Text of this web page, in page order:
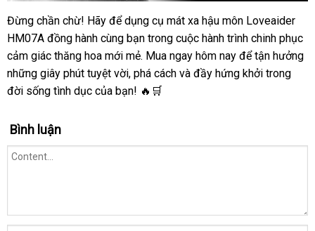
Đừng chần chừ! Hãy để dụng cụ mát xa hậu môn Loveaider
HM07A đồng hành cùng bạn trong cuộc hành trình chinh phục
cảm giác thăng hoa mới mẻ. Mua ngay hôm nay để tận hưởng
những giây phút tuyệt vời, phá cách và đầy hứng khởi trong
đời sống tình dục của bạn! 🔥🛒
Bình luận